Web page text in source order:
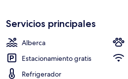
Servicios principales
Alberca
Estacionamiento gratis
Refrigerador